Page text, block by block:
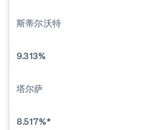
斯蒂尔沃特
9.313%
塔尔萨
8.517%*